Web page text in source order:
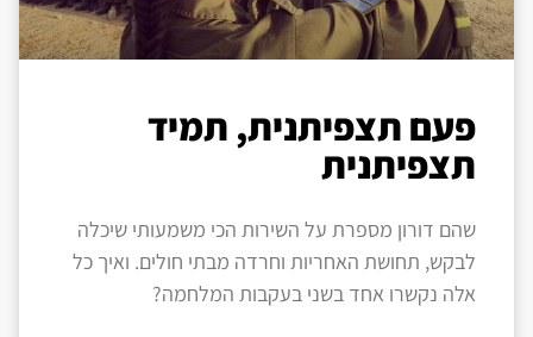
פעם תצפיתנית, תמיד
תצפיתנית
שהם דורון מספרת על השירות הכי משמעותי שיכלה
לבקש, תחושת האחריות וחרדה מבתי חולים. ואיך כל
אלה נקשרו אחד בשני בעקבות המלחמה?